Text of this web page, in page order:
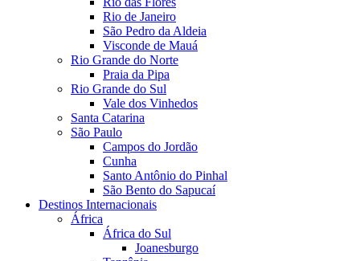
Rio de Janeiro
São Pedro da Aldeia
Visconde de Mauá
Rio Grande do Norte
Praia da Pipa
Rio Grande do Sul
Vale dos Vinhedos
Santa Catarina
São Paulo
Campos do Jordão
Cunha
Santo Antônio do Pinhal
São Bento do Sapucaí
Destinos Internacionais
África
África do Sul
Joanesburgo